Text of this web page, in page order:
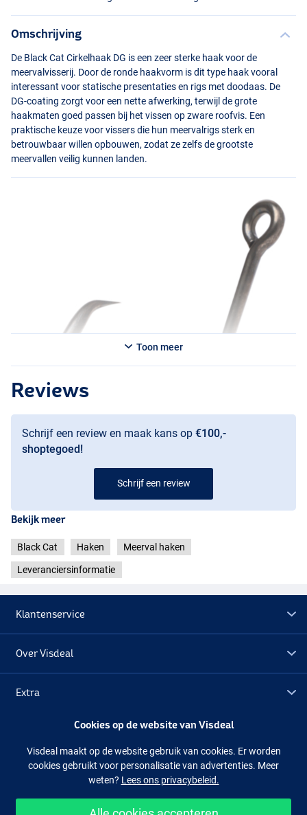
Omschrijving
De Black Cat Cirkelhaak DG is een zeer sterke haak voor de
meervalvisserij. Door de ronde haakvorm is dit type haak vooral
interessant voor statische presentaties en rigs met doodaas. De
DG-coating zorgt voor een nette afwerking, terwijl de grote
haakmaten goed passen bij het vissen op zware roofvis. Een
praktische keuze voor vissers die hun meervalrigs sterk en
betrouwbaar willen opbouwen, zodat ze zelfs de grootste
meervallen veilig kunnen landen.
Toon meer
Reviews
Schrijf een review en maak kans op €100,-
shoptegoed!
Schrijf een review
Bekijk meer
Black Cat Haken Meerval haken
Leveranciersinformatie
Klantenservice
Over Visdeal
Extra
Facebook Instagram
Cookies op de website van Visdeal
Visdeal maakt op de website gebruik van cookies. Er worden
cookies gebruikt voor personalisatie van advertenties. Meer
weten? Lees ons privacybeleid.